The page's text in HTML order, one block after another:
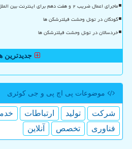
ماجرای اعمال ضریب ۲ و هفت دهم برای اینترنت بین الملل چیست؟
کودکان در تونل وحشت فیلترشکن ها
خردسالان در تونل وحشت فیلترشکن ها
جدیدترین
موضوعات پی اچ پی و جی كوئری
شركت تولید ارتباطات
فناوری
تخصص آنلاین